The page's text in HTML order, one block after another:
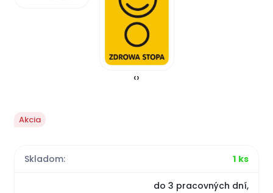
‹›
Akcia
Skladom: 1 ks
do 3 pracovných dní,